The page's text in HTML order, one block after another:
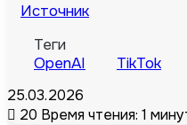
Источник
Теги
OpenAI
TikTok
25.03.2026
20 Время чтения: 1